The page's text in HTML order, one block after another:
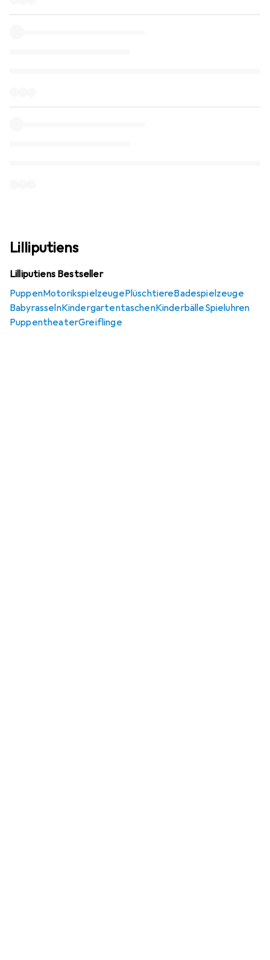
Lilliputiens
Lilliputiens Bestseller
PuppenMotorikspielzeugePlüschtiereBadespielzeuge
BabyrasselnKindergartentaschenKinderbälleSpieluhren
PuppentheaterGreiflinge